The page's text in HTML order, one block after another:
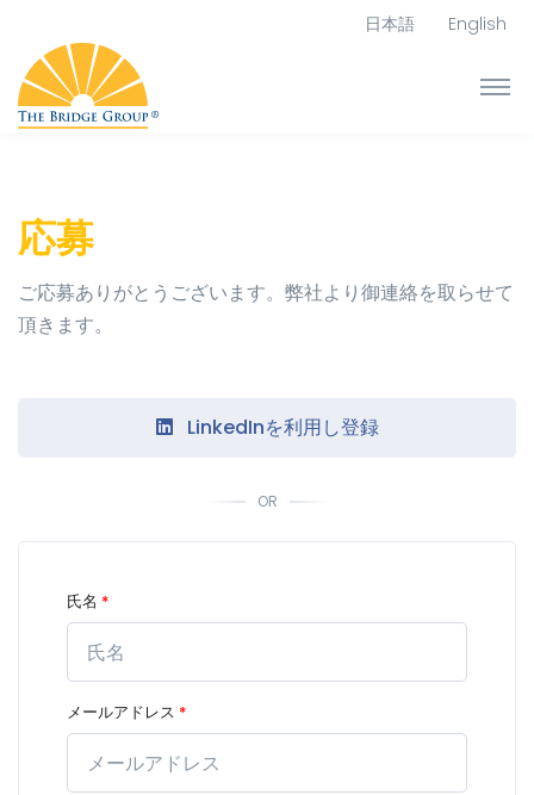
日本語 English
応募
ご応募ありがとうございます。弊社より御連絡を取らせて
頂きます。
LinkedInを利用し登録
OR
氏名 *
メールアドレス *